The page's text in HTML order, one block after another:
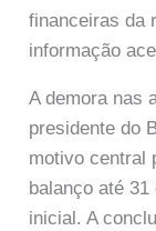
financeiras da
informação
A demora nas
presidente do
motivo central
balanço até
inicial. A